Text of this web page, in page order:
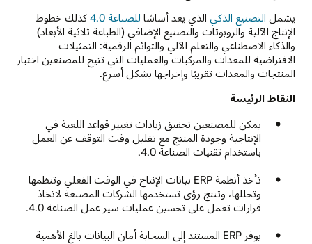
يشمل التصنيع الذكي الذي يعد أساسًا للصناعة 4.0
كذلك خطوط
الإنتاج الآلية والروبوتات والتصنيع الإضافي (الطباعة ثلاثية الأبعاد)
والذكاء الاصطناعي والتعلم الآلي والتوائم الرقمية: التمثيلات
الافتراضية للمعدات والمركبات والعمليات التي تتيح للمصنعين اختبار
المنتجات والمعدات تقريبًا وإخراجها بشكل أسرع.
النقاط الرئيسة
يمكن للمصنعين تحقيق زيادات تغيير قواعد اللعبة في
الإنتاجية وجودة المنتج مع تقليل وقت التوقف عن العمل
باستخدام تقنيات الصناعة 4.0.
تأخذ أنظمة ERP بيانات الإنتاج في الوقت الفعلي وتنظمها
وتحللها، وتنتج رؤى تستخدمها الشركات المصنعة لاتخاذ
قرارات تعمل على تحسين عمليات سير عمل الصناعة 4.0.
يوفر ERP المستند إلى السحابة أمان البيانات بالغ الأهمية